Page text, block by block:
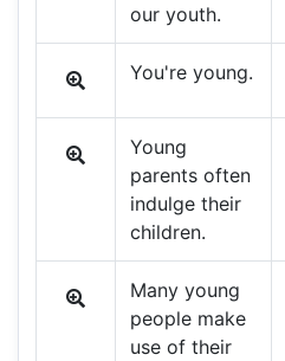
our youth.
You're young.
Young
parents often
indulge their
children.
Many young
people make
use of their